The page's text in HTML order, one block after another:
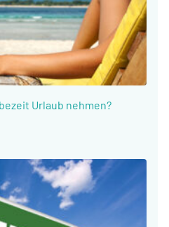
Urlaub nehmen?